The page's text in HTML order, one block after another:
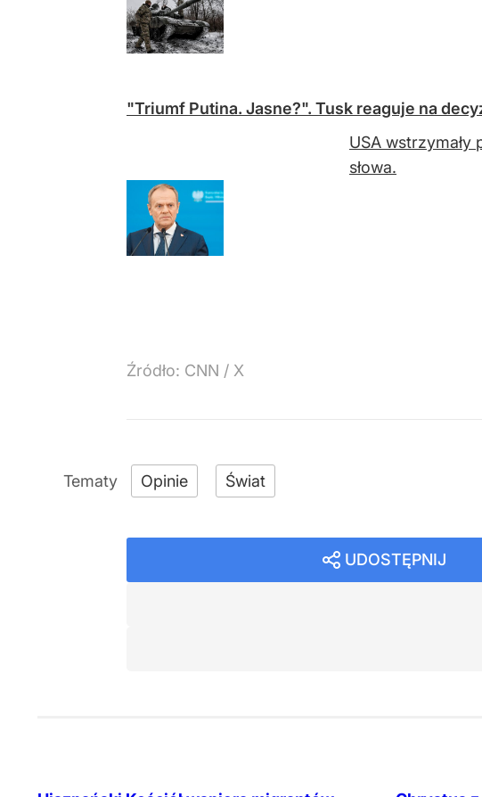
"Triumf Putina. Jasne?". Tusk reaguje na
USA wstrzymały
słowa.
Źródło: CNN / X
Opinie Świat
UDOSTĘPNIJ